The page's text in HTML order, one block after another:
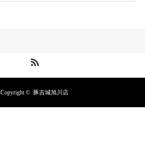
Copyright © 豚吉城旭川店